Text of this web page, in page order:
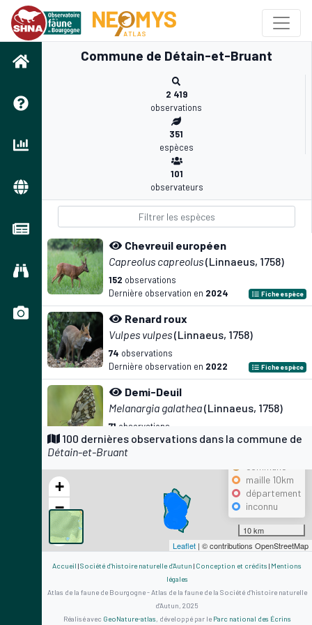
Commune de Détain-et-Bruant
2 419
observations
351
espèces
101
observateurs
Chevreuil européen
Capreolus capreolus(Linnaeus, 1758)
152 observations
Dernière observation en 2024 Fiche espèce
Renard roux
Vulpes vulpes(Linnaeus, 1758)
74 observations
Dernière observation en 2022 Fiche espèce
Demi-Deuil
Melanargia galathea(Linnaeus, 1758)
71 observations
Dernière observation en2025 Fiche espèce
Pallas, 1778
observations
Dernière observation en
Cerf élaphe
Cervus elaphusLinnaeus, 1758
Dernière observation en
Fadet commun
100 dernières observations dans la commune de
Détain-et-Bruant
+
−
Précision
maille 10km
département
inconnu
10 km
Leaflet | © contributions OpenStreetMap
Accueil |Société d'histoire naturelle d'Autun | Conception et crédits | Mentions
légales
Atlas de la faune de Bourgogne - Atlas de la faune de la Société d'histoire naturelle
d'Autun, 2025
Réalisé avec GeoNature-atlas, développé par le Parc national des Écrins